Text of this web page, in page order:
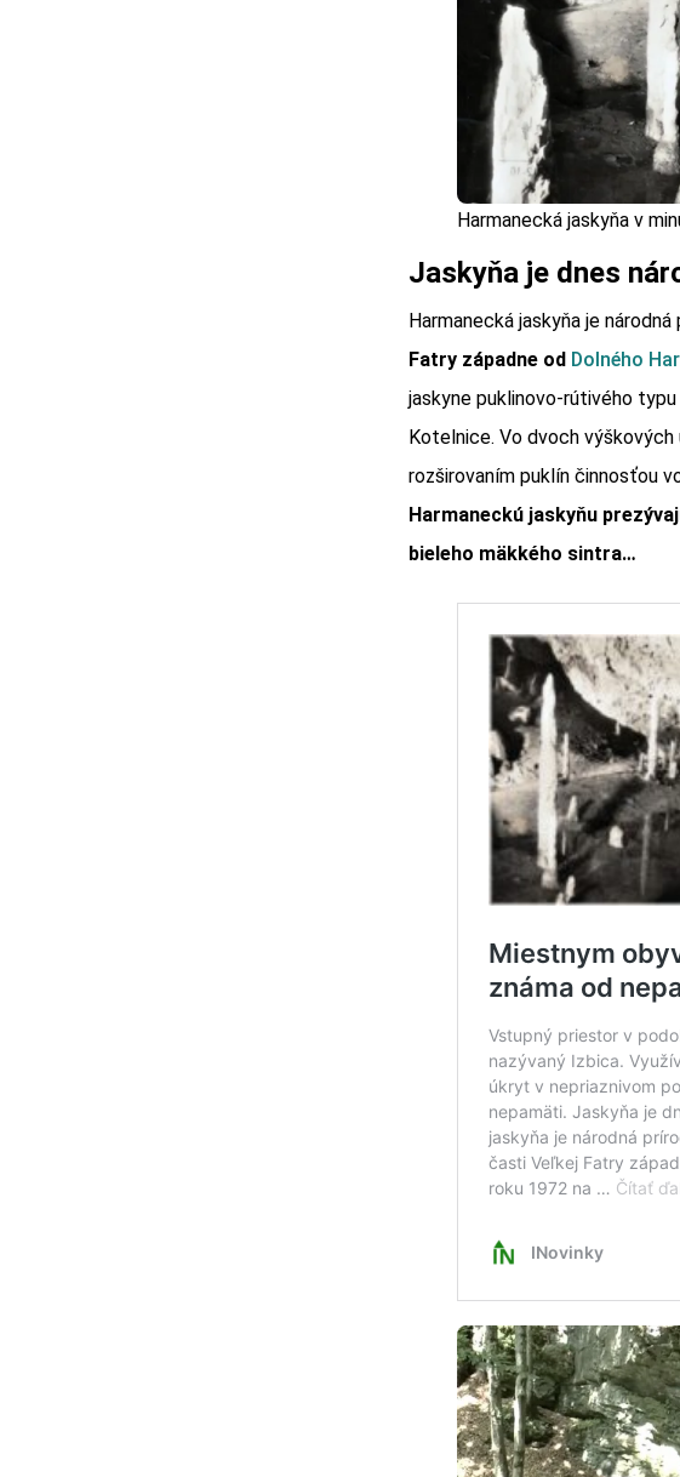
Harmanecká jaskyňa v
Jaskyňa je dnes
Harmanecká jaskyňa je
Fatry západne od Dolného
jaskyne puklinovo-rútivého
Kotelnice. Vo dvoch
rozširovaním puklín činnosťou
Harmaneckú jaskyňu
bieleho mäkkého sintra…